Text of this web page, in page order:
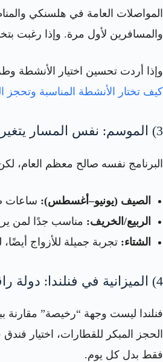
المواصلات العامة في هلسنكي
والمسافرين لأول مرة. وإذا رغبت
وإذا أردت تحسين اختيار الأنشطة
كيف تختار الأنشطة المناسبة وتحجز
3) الموسم: نفس المسار يتغير بالكامل بين الصيف والشتاء 🍃❄️
البرنامج نفسه صالح معظم العام،
الصيف (يونيو–أغسطس): ساعات
الربيع/الخريف: مناسب جدًا لمن
الشتاء: تجربة جميلة للأزواج
4) الميزانية في فنلندا: دولة راقية… والميزانية الذكية تصنع الفرق 💶
فنلندا ليست وجهة “رخيصة” مقارنة
الحجز المبكر للقطارات، اختيار
فقط بدل كل يوم.